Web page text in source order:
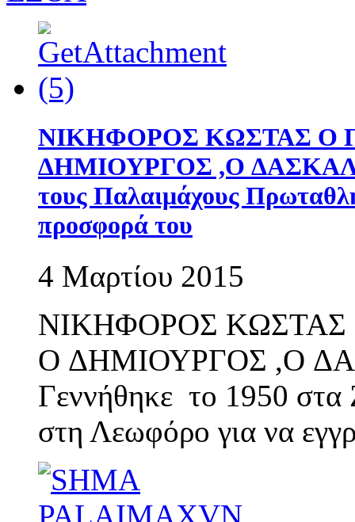
ΝΙΚΗΦΟΡΟΣ ΚΩΣΤΑΣ Ο
ΔΗΜΙΟΥΡΓΟΣ ,O
τους Παλαιμάχους
προσφορά του
4 Μαρτίου 2015
ΝΙΚΗΦΟΡΟΣ
O ΔΗΜΙΟΥΡΓΟΣ ,O
Γεννήθηκε το 1950 στα
στη Λεωφόρο για να